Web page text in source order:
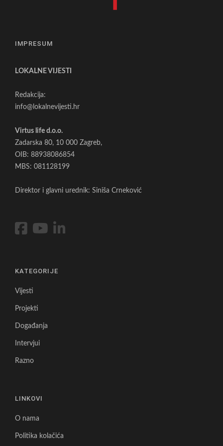
IMPRESUM
LOKALNE VIJESTI
Redakcija:
info@lokalnevijesti.hr
Virtus life d.o.o.
Zadarska 80, 10 000 Zagreb,
OIB: 88938086854
MBS: 081128199
Direktor i glavni urednik: Siniša Crneković
KATEGORIJE
Vijesti
Projekti
Događanja
Intervjui
Razno
LINKOVI
O nama
Politika kolačića